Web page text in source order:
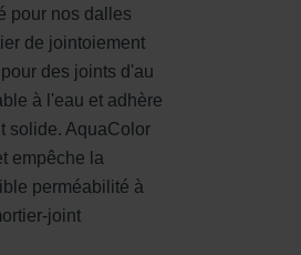
pour nos dalles
de jointoiement
des joints d'au
à l'eau et adhère
solide. AquaColor
empêche la
perméabilité à
joint